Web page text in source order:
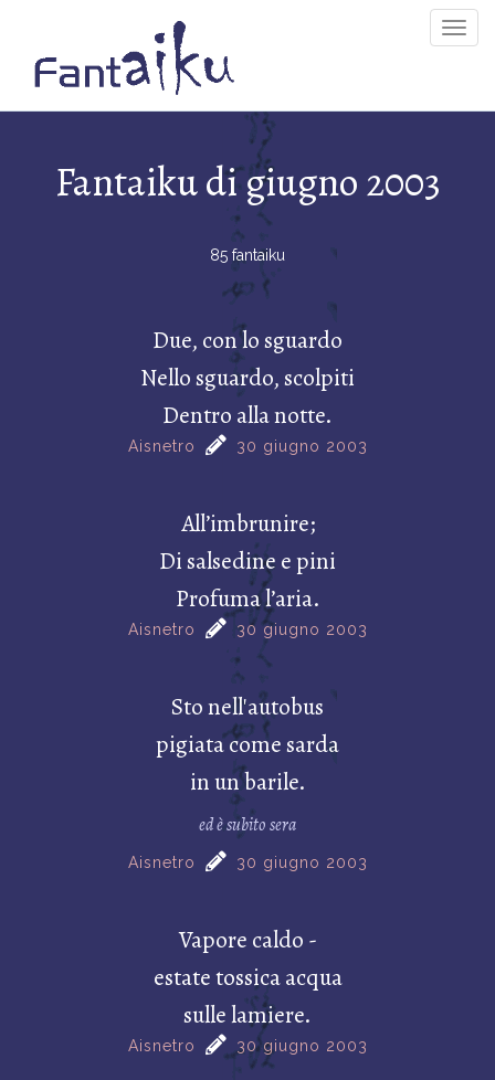
Fantaiku di giugno 2003
85 fantaiku
Due, con lo sguardo
Nello sguardo, scolpiti
Dentro alla notte.
Aisnetro 30 giugno 2003
All’imbrunire;
Di salsedine e pini
Profuma l’aria.
Aisnetro 30 giugno 2003
Sto nell'autobus
pigiata come sarda
in un barile.
ed è subito sera
Aisnetro 30 giugno 2003
Vapore caldo -
estate tossica acqua
sulle lamiere.
Aisnetro 30 giugno 2003